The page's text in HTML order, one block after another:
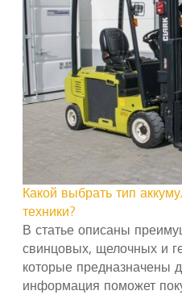
Какой выбрать тип
техники?
В статье описаны
свинцовых, щелочных и
которые предназначены
информация поможет